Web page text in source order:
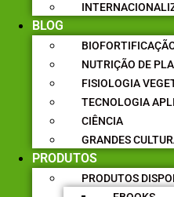
BLOG
NUTRIÇÃO DE
FISIOLOGIA
TECNOLOGIA
CIÊNCIA
GRANDES
PRODUTOS
PRODUTOS